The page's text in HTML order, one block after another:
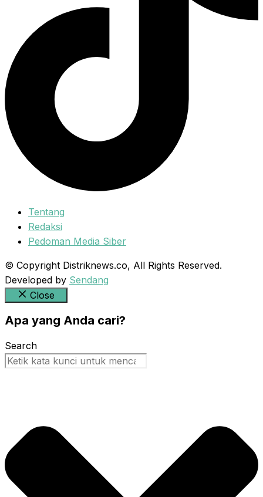
Tentang
Redaksi
Pedoman Media Siber
© Copyright Distriknews.co, All Rights Reserved.
Developed by Sendang
Close
Apa yang Anda cari?
Search